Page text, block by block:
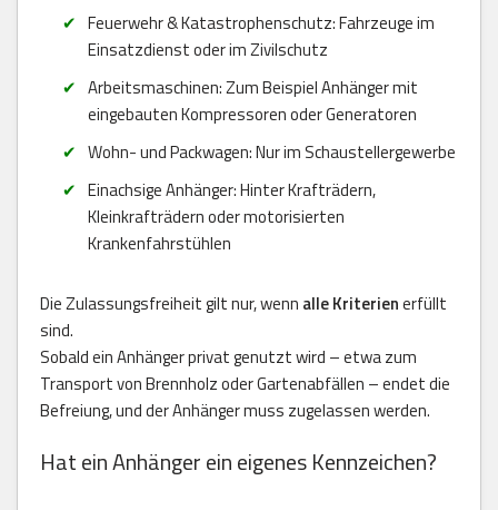
Feuerwehr & Katastrophenschutz: Fahrzeuge im
Einsatzdienst oder im Zivilschutz
Arbeitsmaschinen: Zum Beispiel Anhänger mit
eingebauten Kompressoren oder Generatoren
Wohn- und Packwagen: Nur im Schaustellergewerbe
Einachsige Anhänger: Hinter Krafträdern,
Kleinkrafträdern oder motorisierten
Krankenfahrstühlen
Die Zulassungsfreiheit gilt nur, wenn alle Kriterienerfüllt
sind.
Sobald ein Anhänger privat genutzt wird – etwa zum
Transport von Brennholz oder Gartenabfällen – endet die
Befreiung, und der Anhänger muss zugelassen werden.
Hat ein Anhänger ein eigenes Kennzeichen?